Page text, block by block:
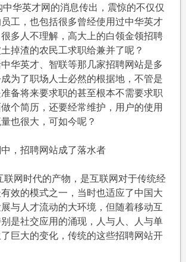
聘
网
站
为
何
集
体
堕
华英才网的消息传出，震惊的不仅仅
工，也包括很多曾经使用过中华英才
多人不理解，高大上的白领金领招聘
掉渣的农民工求职给兼并了呢？
华英才、智联等那几家招聘网站是多
为了职场人士必然的根据地，不管是
备将来要求职的甚至根本不需要求职
个简历，还要经常维护，用户的使用
也很大，可如今呢？
，招聘网站成了落水者
联网时代的产物，是互联网对于传统经
效的模式之一，当时也适应了中国大
与人才流动的大环境，但随着移动互
是社交应用的涌现，人与人、人与单
巨大的变化，传统的这些招聘网站开